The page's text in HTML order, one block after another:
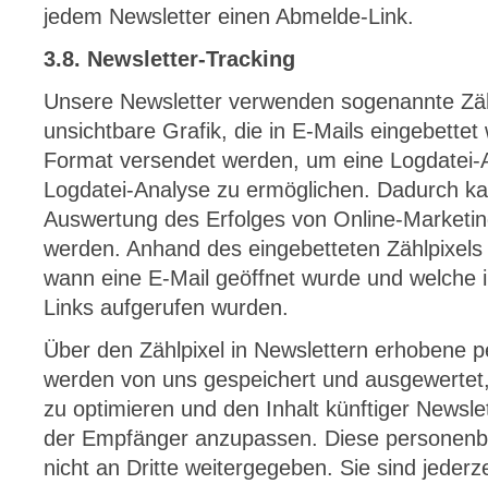
jedem Newsletter einen Abmelde-Link.
3.8. Newsletter-Tracking
Unsere Newsletter verwenden sogenannte
unsichtbare Grafik, die in E-Mails eingebettet
Format versendet werden, um eine
Logdatei-Analyse zu ermöglichen. Dadurch
Auswertung des Erfolges von Online-
werden. Anhand des eingebetteten
wann eine E-Mail geöffnet wurde und welche
Links aufgerufen wurden.
Über den Zählpixel in Newslettern erhobene
werden von uns gespeichert und
zu optimieren und den Inhalt künftiger
der Empfänger anzupassen. Diese
nicht an Dritte weitergegeben. Sie sind